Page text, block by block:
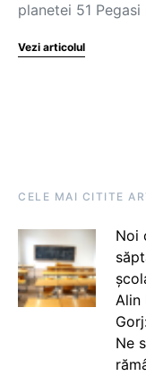
planetei 51
Vezi articolul
CELE MAI CITITE
Noi
Alin
Ne